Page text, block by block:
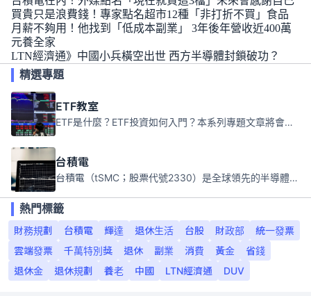
買貴只是浪費錢！專家點名超市12種「非打折不買」食品
月薪不夠用！他找到「低成本副業」 3年後年營收近400萬
元養全家
LTN經濟通》中國小兵橫空出世 西方半導體封鎖破功？
精選專題
ETF教室
ETF是什麼？ETF投資如何入門？本系列專題文章將會告訴你新手必須知道的ETF基礎知識。
台積電
台積電（tSMC；股票代號2330）是全球領先的半導體代工公司，成立於1987年，總部位於台灣新竹。且已於美國、日本、德國及中國設廠，台積電是全球首家專業積體電路製造服務公司，也是全球最先進和最大規模的半導體代工廠。
熱門標籤
財務規劃
台積電 輝達 退休生活 台股 財政部
統一發票
雲端發票
千萬特別獎 退休 副業 消費 黃金
省錢
退休金
退休規劃 養老 中國 LTN經濟通 DUV